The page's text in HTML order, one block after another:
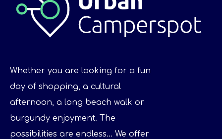
Whether you are looking for a fun
day of shopping, a cultural
afternoon, a long beach walk or
burgundy enjoyment. The
possibilities are endless... We offer